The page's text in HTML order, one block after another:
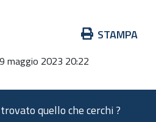
STAMPA
maggio 2023 20:22
quello che cerchi ?